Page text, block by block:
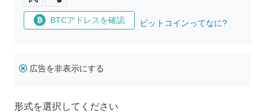
BTCアドレスを確認 ビットコインってなに?
広告を非表示にする
形式を選択してください